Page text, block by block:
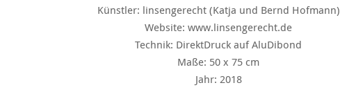
Künstler: linsengerecht (Katja und Bernd Hofmann)
Website: www.linsengerecht.de
Technik: DirektDruck auf AluDibond
Maße: 50 x 75 cm
Jahr: 2018